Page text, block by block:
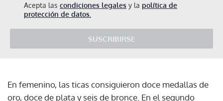
Acepta las condiciones legales y la política de
protección de datos.
SUSCRIBIRSE
En femenino, las ticas consiguieron doce medallas de
oro, doce de plata y seis de bronce. En el segundo